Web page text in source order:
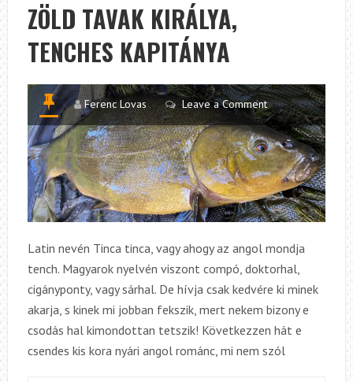
ZÖLD TAVAK KIRÁLYA,
TENCHES KAPITÁNYA
Ferenc Lovas Leave a Comment
Latin nevén Tinca tinca, vagy ahogy az angol mondja
tench. Magyarok nyelvén viszont compó, doktorhal,
cigányponty, vagy sárhal. De hívja csak kedvére ki minek
akarja, s kinek mi jobban fekszik, mert nekem bizony e
csodás hal kimondottan tetszik! Következzen hát e
csendes kis kora nyári angol románc, mi nem szól